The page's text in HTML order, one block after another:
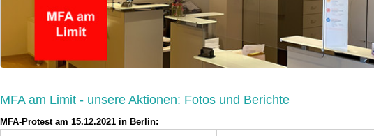
MFA am Limit - unsere Aktionen: Fotos und Berichte
MFA-Protest am 15.12.2021 in Berlin: